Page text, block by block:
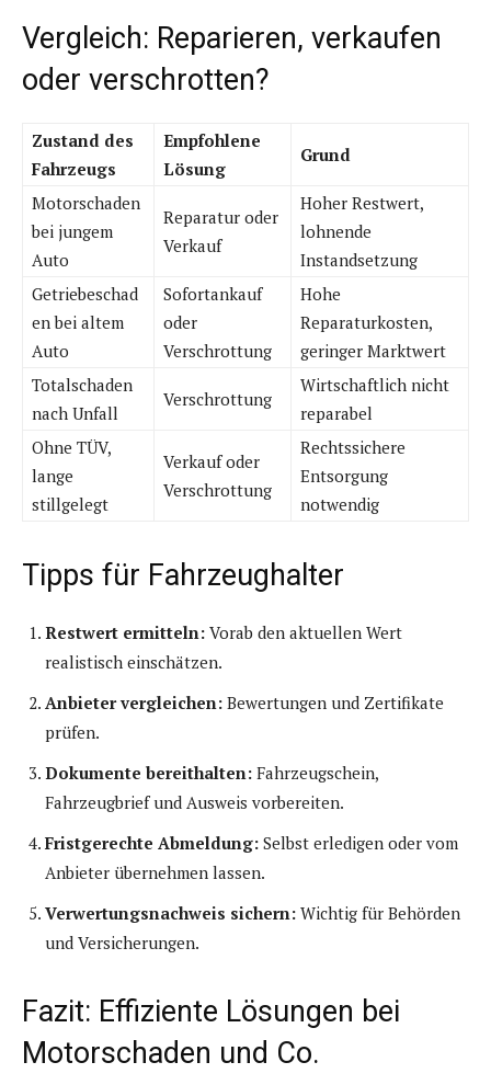
Vergleich: Reparieren, verkaufen
oder verschrotten?
Zustand des
Fahrzeugs
Empfohlene
Lösung
Grund
Motorschaden
bei jungem
Auto
Reparatur oder
Verkauf
Hoher Restwert,
lohnende
Instandsetzung
Getriebeschad
en bei altem
Auto
Sofortankauf
oder
Verschrottung
Hohe
Reparaturkosten,
geringer Marktwert
Totalschaden
nach Unfall
Verschrottung
Wirtschaftlich nicht
reparabel
Ohne TÜV,
lange
stillgelegt
Verkauf oder
Verschrottung
Rechtssichere
Entsorgung
notwendig
Tipps für Fahrzeughalter
Restwert ermitteln: Vorab den aktuellen Wert
realistisch einschätzen.
Anbieter vergleichen: Bewertungen und Zertifikate
prüfen.
Dokumente bereithalten: Fahrzeugschein,
Fahrzeugbrief und Ausweis vorbereiten.
Fristgerechte Abmeldung: Selbst erledigen oder vom
Anbieter übernehmen lassen.
Verwertungsnachweis sichern: Wichtig für Behörden
und Versicherungen.
Fazit: Effiziente Lösungen bei
Motorschaden und Co.